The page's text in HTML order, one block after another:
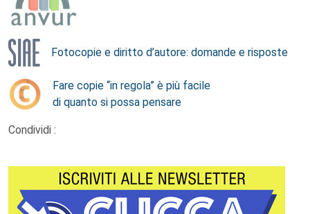
Fotocopie e diritto d’autore: domande e risposte
Fare copie “in regola” è più facile
di quanto si possa pensare
Condividi :